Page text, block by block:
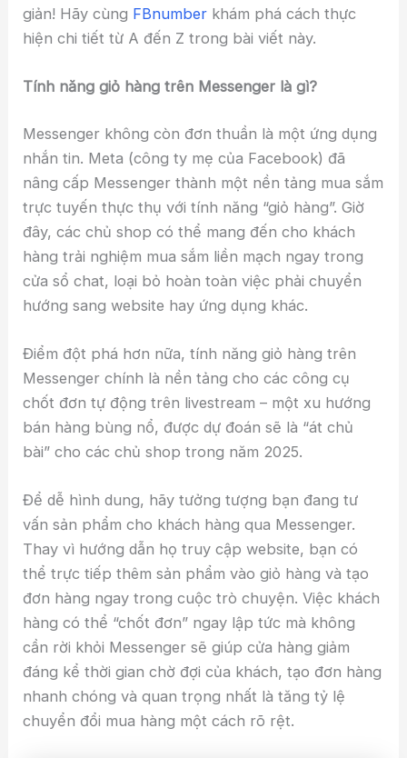
giản! Hãy cùng FBnumber khám phá cách thực
hiện chi tiết từ A đến Z trong bài viết này.
Tính năng giỏ hàng trên Messenger là gì?
Messenger không còn đơn thuần là một ứng dụng
nhắn tin. Meta (công ty mẹ của Facebook) đã
nâng cấp Messenger thành một nền tảng mua sắm
trực tuyến thực thụ với tính năng “giỏ hàng”. Giờ
đây, các chủ shop có thể mang đến cho khách
hàng trải nghiệm mua sắm liền mạch ngay trong
cửa sổ chat, loại bỏ hoàn toàn việc phải chuyển
hướng sang website hay ứng dụng khác.
Điểm đột phá hơn nữa, tính năng giỏ hàng trên
Messenger chính là nền tảng cho các công cụ
chốt đơn tự động trên livestream – một xu hướng
bán hàng bùng nổ, được dự đoán sẽ là “át chủ
bài” cho các chủ shop trong năm 2025.
Để dễ hình dung, hãy tưởng tượng bạn đang tư
vấn sản phẩm cho khách hàng qua Messenger.
Thay vì hướng dẫn họ truy cập website, bạn có
thể trực tiếp thêm sản phẩm vào giỏ hàng và tạo
đơn hàng ngay trong cuộc trò chuyện. Việc khách
hàng có thể “chốt đơn” ngay lập tức mà không
cần rời khỏi Messenger sẽ giúp cửa hàng giảm
đáng kể thời gian chờ đợi của khách, tạo đơn hàng
nhanh chóng và quan trọng nhất là tăng tỷ lệ
chuyển đổi mua hàng một cách rõ rệt.